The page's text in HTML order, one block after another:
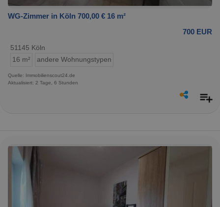
WG-Zimmer in Köln 700,00 € 16 m²
700 EUR
51145 Köln
16 m²
andere Wohnungstypen
Quelle: Immobilienscout24.de
Aktualisiert: 2 Tage, 6 Stunden